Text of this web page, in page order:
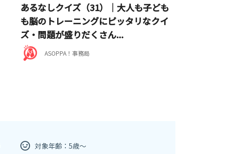
あるなしクイズ（31）｜大人も子ども
も脳のトレーニングにピッタリなクイ
ズ・問題が盛りだくさん...
ASOPPA！事務局
対象年齢：5歳～